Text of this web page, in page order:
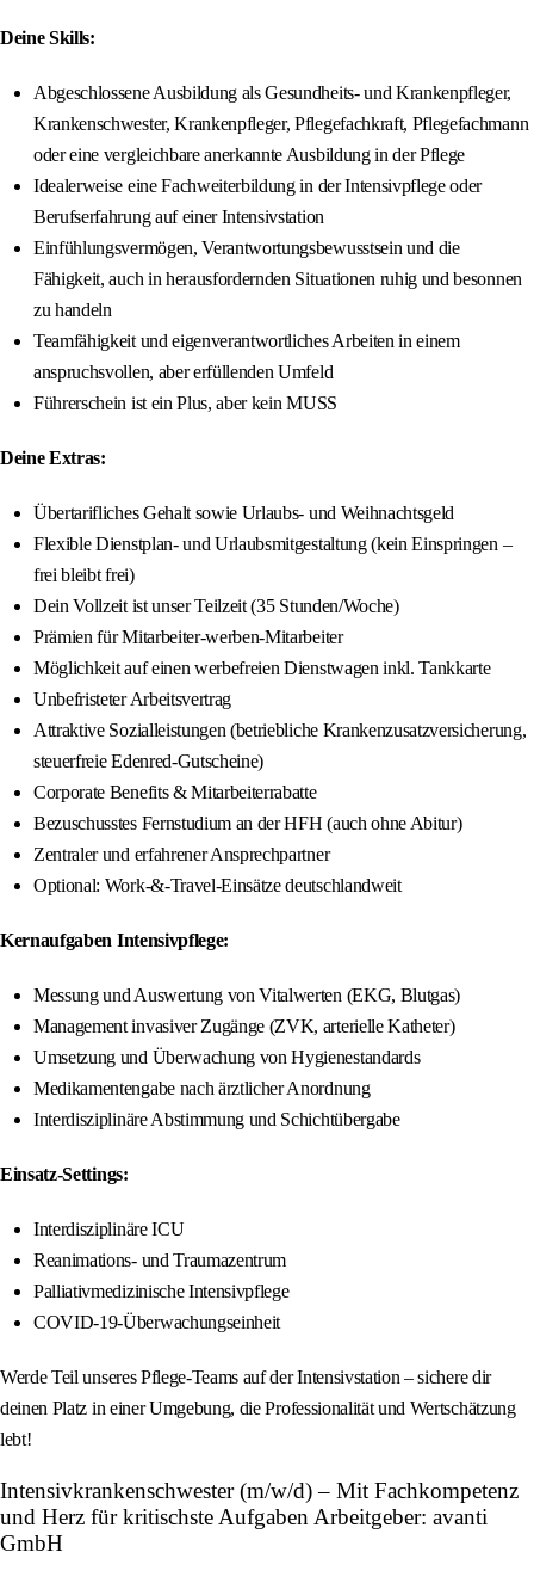
Deine Skills:
Abgeschlossene Ausbildung als Gesundheits- und Krankenpfleger,
Krankenschwester, Krankenpfleger, Pflegefachkraft, Pflegefachmann
oder eine vergleichbare anerkannte Ausbildung in der Pflege
Idealerweise eine Fachweiterbildung in der Intensivpflege oder
Berufserfahrung auf einer Intensivstation
Einfühlungsvermögen, Verantwortungsbewusstsein und die
Fähigkeit, auch in herausfordernden Situationen ruhig und besonnen
zu handeln
Teamfähigkeit und eigenverantwortliches Arbeiten in einem
anspruchsvollen, aber erfüllenden Umfeld
Führerschein ist ein Plus, aber kein MUSS
Deine Extras:
Übertarifliches Gehalt sowie Urlaubs- und Weihnachtsgeld
Flexible Dienstplan- und Urlaubsmitgestaltung (kein Einspringen –
frei bleibt frei)
Dein Vollzeit ist unser Teilzeit (35 Stunden/Woche)
Prämien für Mitarbeiter-werben-Mitarbeiter
Möglichkeit auf einen werbefreien Dienstwagen inkl. Tankkarte
Unbefristeter Arbeitsvertrag
Attraktive Sozialleistungen (betriebliche Krankenzusatzversicherung,
steuerfreie Edenred-Gutscheine)
Corporate Benefits & Mitarbeiterrabatte
Bezuschusstes Fernstudium an der HFH (auch ohne Abitur)
Zentraler und erfahrener Ansprechpartner
Optional: Work-&-Travel-Einsätze deutschlandweit
Kernaufgaben Intensivpflege:
Messung und Auswertung von Vitalwerten (EKG, Blutgas)
Management invasiver Zugänge (ZVK, arterielle Katheter)
Umsetzung und Überwachung von Hygienestandards
Medikamentengabe nach ärztlicher Anordnung
Interdisziplinäre Abstimmung und Schichtübergabe
Einsatz-Settings:
Interdisziplinäre ICU
Reanimations- und Traumazentrum
Palliativmedizinische Intensivpflege
COVID-19-Überwachungseinheit
Werde Teil unseres Pflege-Teams auf der Intensivstation – sichere dir
deinen Platz in einer Umgebung, die Professionalität und Wertschätzung
lebt!
Intensivkrankenschwester (m/w/d) – Mit Fachkompetenz
und Herz für kritischste Aufgaben Arbeitgeber: avanti
GmbH